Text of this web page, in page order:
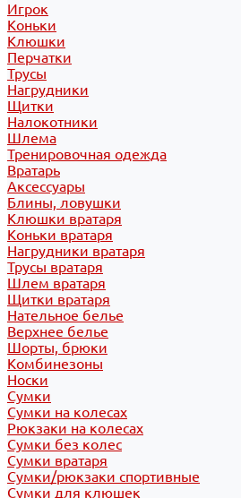
Игрок
Коньки
Клюшки
Перчатки
Трусы
Нагрудники
Щитки
Налокотники
Шлема
Тренировочная одежда
Вратарь
Аксессуары
Блины, ловушки
Клюшки вратаря
Коньки вратаря
Нагрудники вратаря
Трусы вратаря
Шлем вратаря
Щитки вратаря
Нательное белье
Верхнее белье
Шорты, брюки
Комбинезоны
Носки
Сумки
Сумки на колесах
Рюкзаки на колесах
Сумки без колес
Сумки вратаря
Сумки/рюкзаки спортивные
Сумки для клюшек